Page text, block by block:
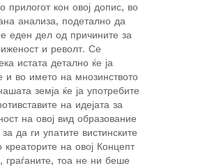
прилогот кон овој допис, во
анализа, подетално да
еден дел од причините за
и револт. Се
истата детално ќе ја
и во името на мнозинството
земја ќе ја употребите
на идејата за
на овој вид образование
да ги упатите вистинските
на овој Концепт
граѓаните, тоа не ни беше